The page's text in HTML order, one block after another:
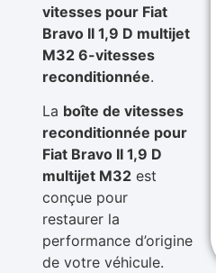
vitesses pour Fiat
Bravo II 1,9 D multijet
M32 6-vitesses
reconditionnée.
La boîte de vitesses
reconditionnée pour
Fiat Bravo II 1,9 D
multijet M32est
conçue pour
restaurer la
performance d’origine
de votre véhicule.